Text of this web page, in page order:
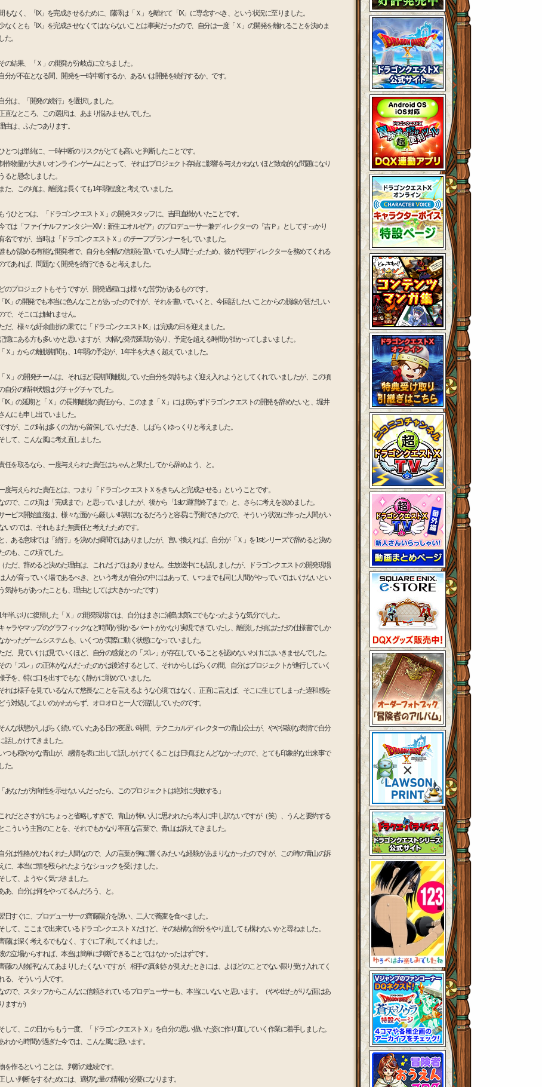
もなく、「IX」を完成させるために、藤澤は「Ｘ」を離れて「IX」に専念すべき、という状況に至りました。
なくとも「IX」を完成させなくてはならないことは事実だったので、自分は一度「Ｘ」の開発を離れることを決めま
した。
の結果、「Ｘ」の開発が分岐点に立ちました。
分が不在となる間、開発を一時中断するか、あるいは開発を続行するか、です。
分は、「開発の続行」を選択しました。
直なところ、この選択は、あまり悩みませんでした。
由は、ふたつあります。
とつは単純に、一時中断のリスクがとても高いと判断したことです。
作物量が大きいオンラインゲームにとって、それはプロジェクト存続に影響を与えかねないほど致命的な問題になり
うると懸念しました。
また、この頃は、離脱は長くても1年弱程度と考えていました。
もうひとつは、「ドラゴンクエストＸ」の開発スタッフに、吉田直樹がいたことです。
では「ファイナルファンタジーXIV：新生エオルゼア」のプロデューサー兼ディレクターの『吉Ｐ』としてすっかり
名ですが、当時は「ドラゴンクエストＸ」のチーフプランナーをしていました。
もが認める有能な開発者で、自分も全幅の信頼を置いていた人間だったため、彼が代理ディレクターを務めてくれる
であれば、問題なく開発を続行できると考えました。
どのプロジェクトもそうですが、開発過程には様々な苦労があるものです。
「IX」の開発でも本当に色んなことがあったのですが、それを書いていくと、今回話したいことからの脱線が甚だしい
で、そこには触れません。
だ、様々な紆余曲折の果てに「ドラゴンクエストIX」は完成の日を迎えました。
憶にある方も多いかと思いますが、大幅な発売延期があり、予定を超える時間が掛かってしまいました。
「Ｘ」からの離脱期間も、1年弱の予定が、1年半を大きく超えていました。
「Ｘ」の開発チームは、それほど長期間離脱していた自分を気持ちよく迎え入れようとしてくれていましたが、この頃
自分の精神状態はグチャグチャでした。
「IX」の延期と「Ｘ」の長期離脱の責任から、このまま「Ｘ」には戻らずドラゴンクエストの開発を辞めたいと、堀井
んにも申し出ていました。
すが、この時は多くの方から留保していただき、しばらくゆっくりと考えました。
して、こんな風に考え直しました。
任を取るなら、一度与えられた責任はちゃんと果たしてから辞めよう、と。
度与えられた責任とは、つまり「ドラゴンクエストＸをきちんと完成させる」ということです。
ので、この頃は「完成まで」と思っていましたが、後から「1stの運営終了まで」と、さらに考えを改めました。
ービス開始直後は、様々な面から厳しい時期になるだろうと容易に予測できたので、そういう状況に作った人間がい
いのでは、それもまた無責任と考えたためです。
と、ある意味では「続行」を決めた瞬間ではありましたが、言い換えれば、自分が「Ｘ」を1stシリーズで辞めると決め
のも、この頃でした。
（ただ、辞めると決めた理由は、これだけではありません。生放送中にも話しましたが、ドラゴンクエストの開発現場
人が育っていく場であるべき、という考えが自分の中にはあって、いつまでも同じ人間がやっていてはいけないとい
う気持ちがあったことも、理由としては大きかったです）
年半ぶりに復帰した「Ｘ」の開発現場では、自分はまさに浦島太郎にでもなったような気分でした。
ャラやマップのグラフィックなど時間が掛かるパートがかなり実現できていたし、離脱した頃はただの仕様書でしか
かったゲームシステムも、いくつか実際に動く状態になっていました。
だ、見ていけば見ていくほど、自分の感覚との「ズレ」が存在していることを認めないわけにはいきませんでした。
の「ズレ」の正体がなんだったのかは後述するとして、それからしばらくの間、自分はプロジェクトが進行していく
子を、特に口を出すでもなく静かに眺めていました。
れは様子を見ているなんて悠長なことを言えるような心境ではなく、正直に言えば、そこに生じてしまった違和感を
どう対処してよいのかわからず、オロオロと一人で混乱していたのです。
んな状態がしばらく続いていたある日の夜遅い時間、テクニカルディレクターの青山公士が、やや深刻な表情で自分
話しかけてきました。
つも穏やかな青山が、感情を表に出して話しかけてくることは日頃ほとんどなかったので、とても印象的な出来事で
した。
「あなたが方向性を示せないんだったら、このプロジェクトは絶対に失敗する」
れだとさすがにちょっと省略しすぎで、青山が怖い人に思われたら本人に申し訳ないですが（笑）、うんと要約する
とこういう主旨のことを、それでもかなり率直な言葉で、青山は訴えてきました。
分は性格がひねくれた人間なので、人の言葉が胸に響くみたいな経験があまりなかったのですが、この時の青山の訴
えに、本当に頭を殴られたようなショックを受けました。
して、ようやく気づきました。
あ、自分は何をやってるんだろう、と。
日すぐに、プロデューサーの齊藤陽介を誘い、二人で蕎麦を食べました。
して、ここまで出来ているドラゴンクエストＸだけど、その結構な部分をやり直しても構わないかと尋ねました。
藤は深く考えるでもなく、すぐに了承してくれました。
の立場からすれば、本当は簡単に判断できることではなかったはずです。
藤の人物評なんてあまりしたくないですが、相手の真剣さが見えたときには、よほどのことでない限り受け入れてく
る、そういう人です。
ので、スタッフからこんなに信頼されているプロデューサーも、本当にいないと思います。（やや出たがりな面はあ
りますが）
して、この日からもう一度、「ドラゴンクエストＸ」を自分の思い描いた姿に作り直していく作業に着手しました。
れから時間が過ぎた今では、こんな風に思います。
を作るということは、判断の連続です。
しい判断をするためには、適切な量の情報が必要になります。